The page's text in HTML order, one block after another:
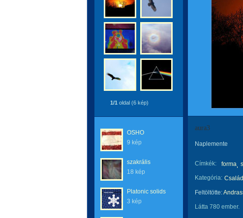
1/1 oldal (6 kép)
OSHO
9 kép
szakrális
18 kép
Platonic solids
3 kép
aura3
Naplemente
Címkék: forma
Kategória:
Feltöltötte:
Látta 780 ember.